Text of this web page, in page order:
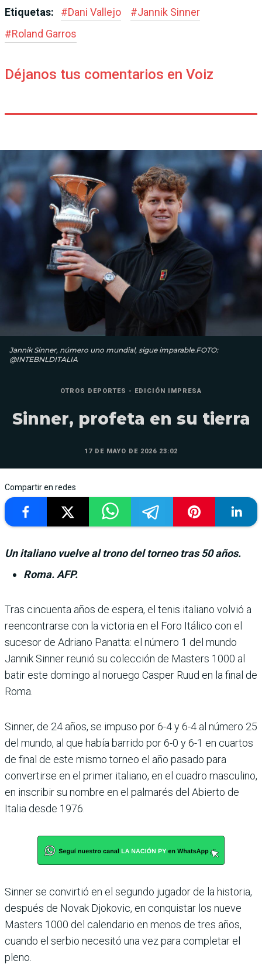
Etiquetas: #Dani Vallejo #Jannik Sinner
#Roland Garros
Déjanos tus comentarios en Voiz
Jannik Sinner, número uno mundial, sigue imparable.FOTO:
@INTEBNLDITALIA
OTROS DEPORTES - EDICIÓN IMPRESA
Sinner, profeta en su tierra
17 DE MAYO DE 2026 23:02
Compartir en redes
Un italiano vuelve al trono del torneo tras 50 años.
Roma. AFP.
Tras cincuenta años de espera, el tenis italiano vol­vió a
reencontrarse con la victoria en el Foro Itálico con el
sucesor de Adriano Panatta: el número 1 del mundo
Jannik Sinner reu­nió su colección de Masters 1000 al
batir este domingo al noruego Casper Ruud en la final de
Roma.
Sinner, de 24 años, se impuso por 6-4 y 6-4 al número 25
del mundo, al que había barrido por 6-0 y 6-1 en cuartos
de final de este mismo torneo el año pasado para
conver­tirse en el primer italiano, en el cuadro masculino,
en ins­cribir su nombre en el pal­marés del Abierto de
Italia desde 1976.
Sinner se convirtió en el segundo jugador de la histo­ria,
después de Novak Djoko­vic, en conquistar los nueve
Masters 1000 del calenda­rio en menos de tres años,
cuando el serbio necesitó una vez para completar el
pleno.